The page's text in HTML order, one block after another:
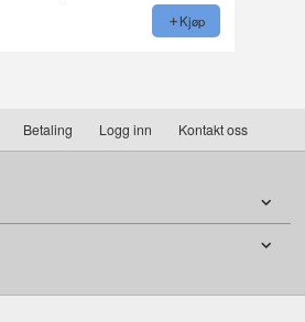
Kjøp
Betaling Logg inn Kontakt oss